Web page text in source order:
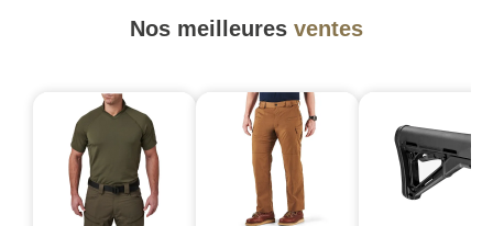
Nos meilleures ventes